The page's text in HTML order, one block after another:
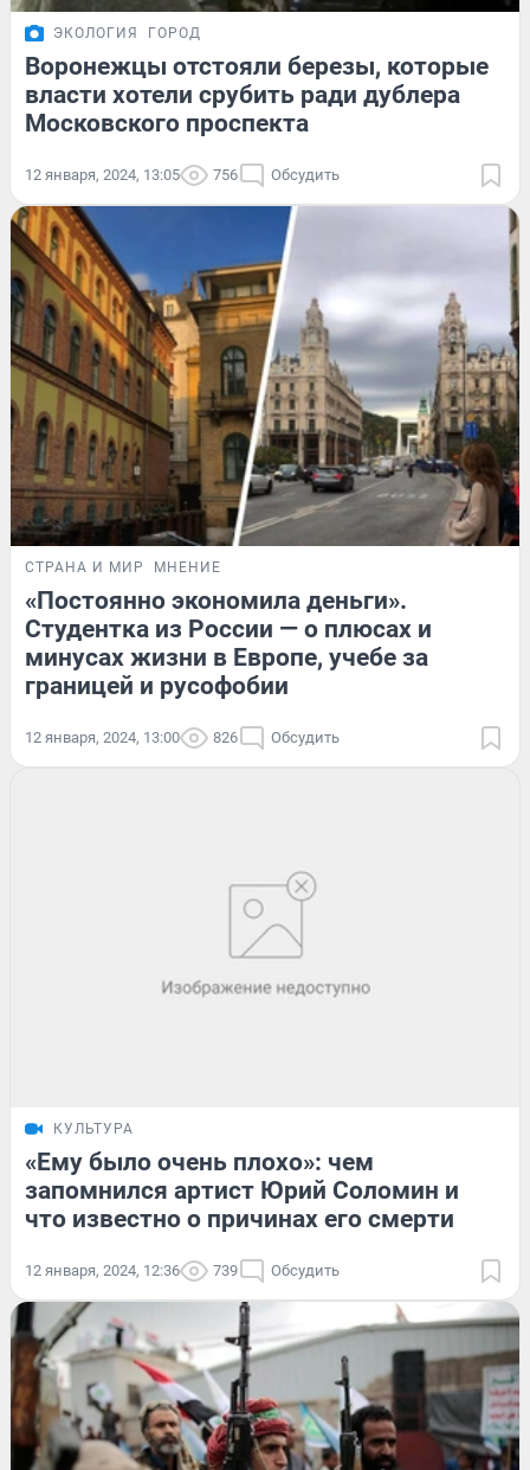
ЭКОЛОГИЯ ГОРОД
Воронежцы отстояли березы, которые
власти хотели срубить ради дублера
Московского проспекта
12 января, 2024, 13:05 756 Обсудить
СТРАНА И МИР МНЕНИЕ
«Постоянно экономила деньги».
Студентка из России — о плюсах и
минусах жизни в Европе, учебе за
границей и русофобии
12 января, 2024, 13:00 826 Обсудить
КУЛЬТУРА
«Ему было очень плохо»: чем
запомнился артист Юрий Соломин и
что известно о причинах его смерти
12 января, 2024, 12:36 739 Обсудить